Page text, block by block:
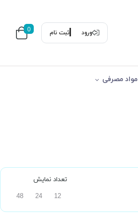
ورود ثبت نام 0
مواد مصرفی
تعداد نمایش
12
24
48